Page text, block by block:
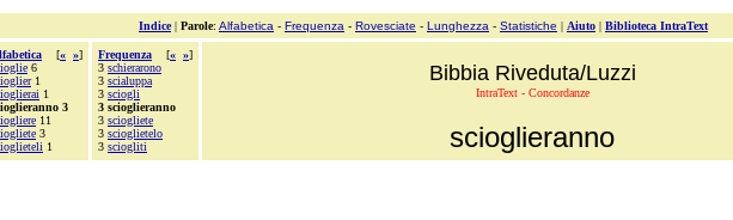
Indice| Parole: Alfabetica - Frequenza - Rovesciate - Lunghezza - Statistiche | Aiuto | Biblioteca IntraText
[« »]
6
1
1
3
11
3
1
Frequenza [« »]
3 schierarono
3 scialuppa
3 sciogli
3 scioglieranno
3 sciogliete
3 scioglietelo
3 sciogliti
Bibbia Riveduta/Luzzi
IntraText - Concordanze
scioglieranno